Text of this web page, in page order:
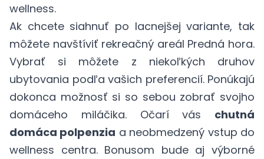
wellness.
Ak chcete siahnuť po lacnejšej variante, tak
môžete navštíviť rekreačný areál Predná hora.
Vybrať si môžete z niekoľkých druhov
ubytovania podľa vašich preferencií. Ponúkajú
dokonca možnosť si so sebou zobrať svojho
domáceho miláčika. Očarí vás chutná
domáca polpenzia a neobmedzený vstup do
wellness centra. Bonusom bude aj výborné